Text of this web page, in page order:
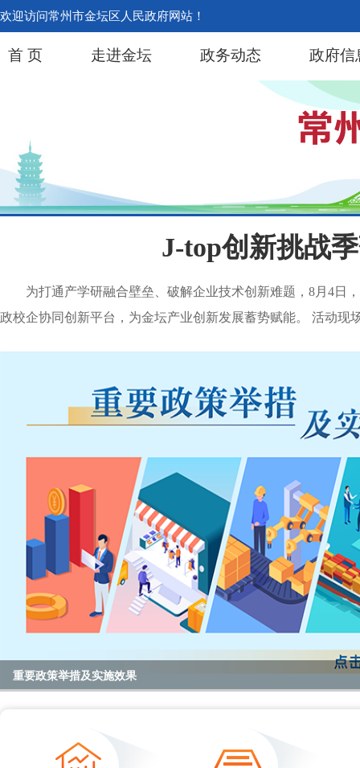
欢迎访问常州市金坛区人民政府网站！
首 页 走进金坛 政务动态 政府信
J-top创新挑战
为打通产学研融合壁垒、破解企业技术创新难题，8月4日
政校企协同创新平台，为金坛产业创新发展蓄势赋能。 活动现
重要政策举措及实施效果